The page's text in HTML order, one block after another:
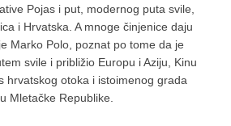
Pojas i put, modernog puta svile,
i Hrvatska. A mnoge činjenice daju
Marko Polo, poznat po tome da je
svile i približio Europu i Aziju, Kinu
hrvatskog otoka i istoimenog grada
Mletačke Republike.